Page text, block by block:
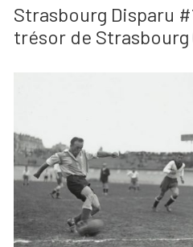
Strasbourg Disparu
trésor de